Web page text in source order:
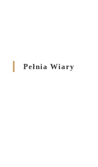
Pełnia Wiary